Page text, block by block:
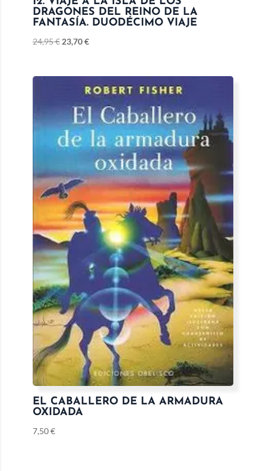
DRAGONES DEL REINO DE LA
FANTASÍA. DUODÉCIMO VIAJE
24,95€ 23,70€
EL CABALLERO DE LA ARMADURA
OXIDADA
7,50€